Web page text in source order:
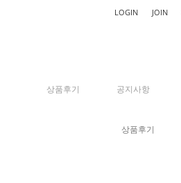
LOGIN JOIN
상품후기 공지사항
상품후기